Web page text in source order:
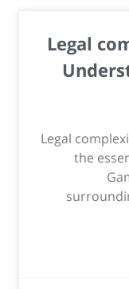
Legal
Legal
the